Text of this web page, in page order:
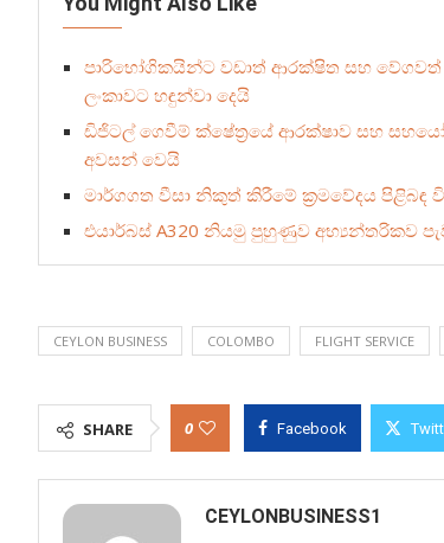
පාරිභෝගිකයින්ට වඩාත් ආරක්ෂිත සහ වේගවත්
ලංකාවට හඳුන්වා දෙයි
ඩිජිටල් ගෙවීම් ක්ෂේත්‍රයේ ආරක්ෂාව සහ
අවසන් වෙයි
මාර්ගගත වීසා නිකුත් කිරීමේ ක්‍රමවේදය
එයාර්බස් A320 නියමු පුහුණුව අභ්‍යන්තරිකව
CEYLON BUSINESS COLOMBO FLIGHT SERVICE
SHARE 0 Facebook
CEYLONBUSINESS1